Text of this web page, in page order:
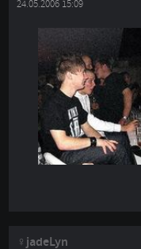
24.05.2006 15:09
jadeLyn